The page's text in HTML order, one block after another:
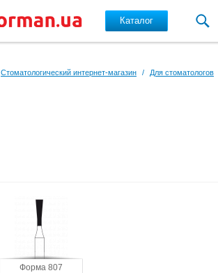
Каталог
Стоматологический интернет-магазин / Для стоматологов
Форма 807